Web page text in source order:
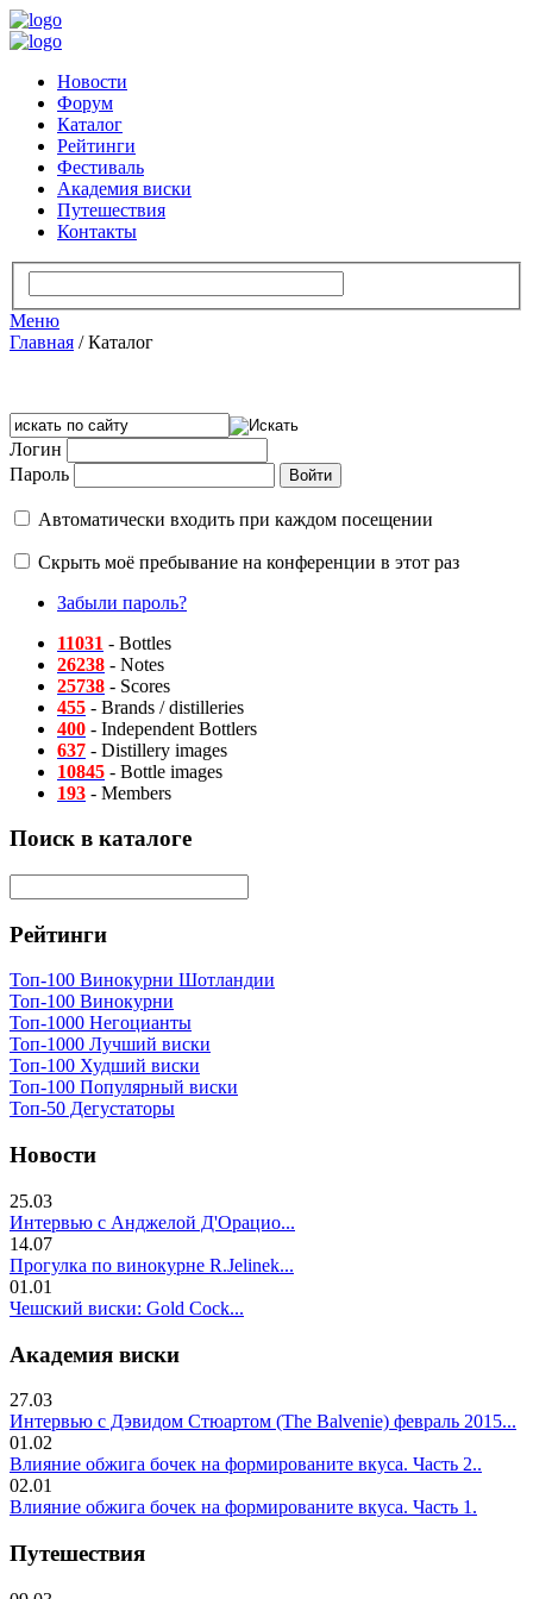
Новости
Форум
Каталог
Рейтинги
Фестиваль
Академия виски
Путешествия
Контакты
Меню
Главная /Каталог
Логин
Пароль
Автоматически входить при каждом посещении
Скрыть моё пребывание на конференции в этот раз
Забыли пароль?
11031 - Bottles
26238 - Notes
25738 - Scores
455 - Brands / distilleries
400 - Independent Bottlers
637 - Distillery images
10845 - Bottle images
193 - Members
Поиск в каталоге
Рейтинги
Топ-100 Винокурни Шотландии
Топ-100 Винокурни
Топ-1000 Негоцианты
Топ-1000 Лучший виски
Топ-100 Худший виски
Топ-100 Популярный виски
Топ-50 Дегустаторы
Новости
25.03
Интервью с Анджелой Д'Орацио...
14.07
Прогулка по винокурне R.Jelinek...
01.01
Чешский виски: Gold Cock...
Академия виски
27.03
Интервью с Дэвидом Стюартом (The Balvenie) февраль 2015...
01.02
Влияние обжига бочек на формированите вкуса. Часть 2..
02.01
Влияние обжига бочек на формированите вкуса. Часть 1.
Путешествия